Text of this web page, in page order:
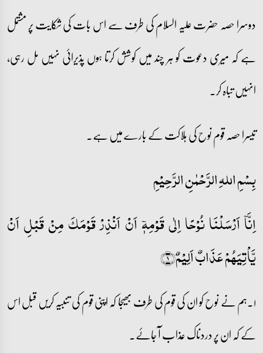
دوسرا حصہ حضرت علیہ السلام کی طرف سے اس بات کی شکایت پر مشتمل
ہے کہ میری دعوت کو ہر چند میں کوشش کرتا ہوں پذیرائی نہیں مل رہی،
انہیں تباہ کر۔
تیسرا حصہ قوم نوح کی ہلاکت کے بارے میں ہے۔
بِسْمِ اللہِ الرَّحْمٰنِ الرَّحِيْمِ
اِنَّاۤ اَرۡسَلۡنَا نُوۡحًا اِلٰی قَوۡمِہٖۤ اَنۡ اَنۡذِرۡ قَوۡمَکَ مِنۡ قَبۡلِ اَنۡ
یَّاۡتِیَہُمۡ عَذَابٌ اَلِیۡمٌ﴿۱﴾
۱۔ہم نے نوح کو ان کی قوم کی طرف بھیجا کہ اپنی قوم کی تنبیہ کریں قبل اس
کے کہ ان پر دردناک عذاب آ جائے۔